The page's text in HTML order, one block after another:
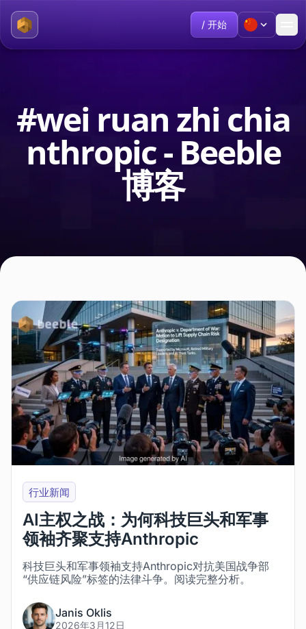
/ 开始
#wei ruan zhi chia
nthropic - Beeble
博客
行业新闻
AI主权之战：为何科技巨头和军事
领袖齐聚支持Anthropic
科技巨头和军事领袖支持Anthropic对抗美国战争部
“供应链风险”标签的法律斗争。阅读完整分析。
Janis Oklis
2026年3月12日